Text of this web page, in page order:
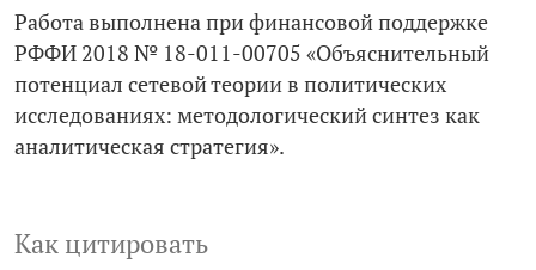
Как цитировать
Работа выполнена при финансовой поддержке
РФФИ 2018 № 18-011-00705 «Объяснительный
потенциал сетевой теории в политических
исследованиях: методологический синтез как
аналитическая стратегия».